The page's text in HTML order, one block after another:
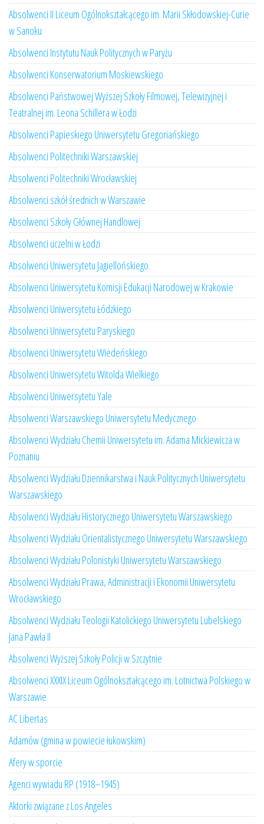
Absolwenci II Liceum Ogólnokształcącego im. Marii Skłodowskiej-Curie
w Sanoku
Absolwenci Instytutu Nauk Politycznych w Paryżu
Absolwenci Konserwatorium Moskiewskiego
Absolwenci Państwowej Wyższej Szkoły Filmowej, Telewizyjnej i
Teatralnej im. Leona Schillera w Łodzi
Absolwenci Papieskiego Uniwersytetu Gregoriańskiego
Absolwenci Politechniki Warszawskiej
Absolwenci Politechniki Wrocławskiej
Absolwenci szkół średnich w Warszawie
Absolwenci Szkoły Głównej Handlowej
Absolwenci uczelni w Łodzi
Absolwenci Uniwersytetu Jagiellońskiego
Absolwenci Uniwersytetu Komisji Edukacji Narodowej w Krakowie
Absolwenci Uniwersytetu Łódzkiego
Absolwenci Uniwersytetu Paryskiego
Absolwenci Uniwersytetu Wiedeńskiego
Absolwenci Uniwersytetu Witolda Wielkiego
Absolwenci Uniwersytetu Yale
Absolwenci Warszawskiego Uniwersytetu Medycznego
Absolwenci Wydziału Chemii Uniwersytetu im. Adama Mickiewicza w
Poznaniu
Absolwenci Wydziału Dziennikarstwa i Nauk Politycznych Uniwersytetu
Warszawskiego
Absolwenci Wydziału Historycznego Uniwersytetu Warszawskiego
Absolwenci Wydziału Orientalistycznego Uniwersytetu Warszawskiego
Absolwenci Wydziału Polonistyki Uniwersytetu Warszawskiego
Absolwenci Wydziału Prawa, Administracji i Ekonomii Uniwersytetu
Wrocławskiego
Absolwenci Wydziału Teologii Katolickiego Uniwersytetu Lubelskiego
Jana Pawła II
Absolwenci Wyższej Szkoły Policji w Szczytnie
Absolwenci XXXIX Liceum Ogólnokształcącego im. Lotnictwa Polskiego w
Warszawie
AC Libertas
Adamów (gmina w powiecie łukowskim)
Afery w sporcie
Agenci wywiadu RP (1918–1945)
Aktorki związane z Los Angeles